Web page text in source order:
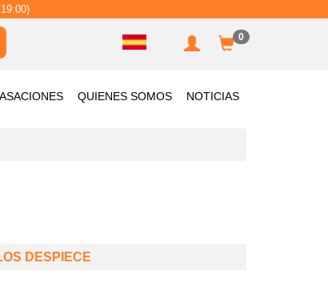
0
QUIENES SOMOS NOTICIAS
DESPIECE